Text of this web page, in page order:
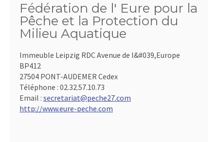
Fédération de l' Eure pour la
Pêche et la Protection du
Milieu Aquatique
Immeuble Leipzig RDC Avenue de l&#039,Europe
BP412
27504 PONT-AUDEMER Cedex
Téléphone : 02.32.57.10.73
Email : secretariat@peche27.com
http://www.eure-peche.com